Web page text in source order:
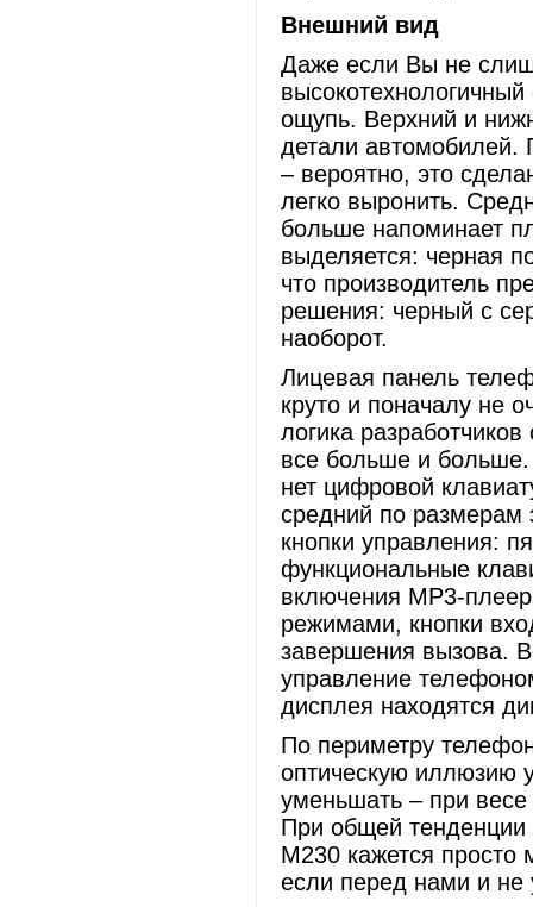
Внешний вид
Даже если Вы не
ощупь. Верхний и
детали автомобилей.
– вероятно, это
легко выронить.
больше напоминает
выделяется: черная
что производитель
решения: черный с
наоборот.
Лицевая панель
круто и поначалу не
логика
все больше и
нет цифровой
средний по размерам
кнопки управления:
функциональные
включения МР3-
режимами, кнопки
завершения вызова.
управление
дисплея находятся
По периметру
оптическую иллюзию
уменьшать – при
При общей тенденции
М230 кажется
если перед нами и не